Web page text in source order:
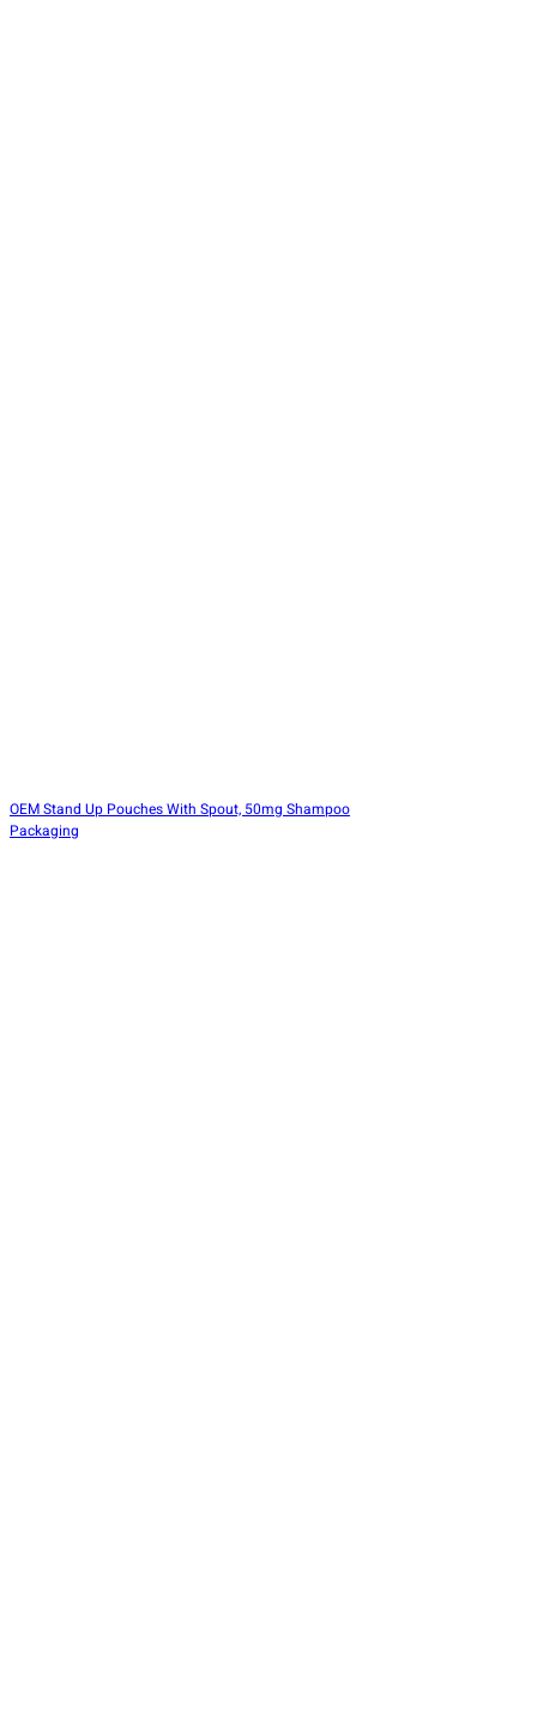
OEM Stand Up Pouches With Spout, 50mg Shampoo
Packaging